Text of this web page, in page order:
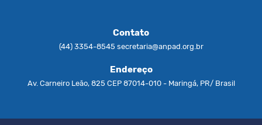
Contato
(44) 3354-8545 secretaria@anpad.org.br
Endereço
Av. Carneiro Leão, 825 CEP 87014-010 - Maringá, PR/ Brasil